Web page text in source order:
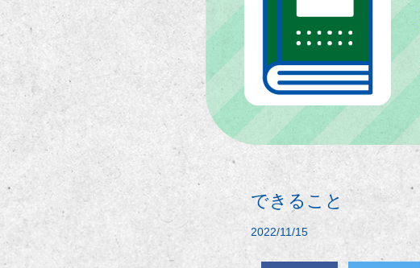
できること
2022/11/15